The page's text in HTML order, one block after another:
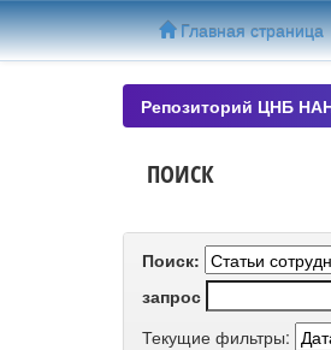
Skip
navigation
Главная страница
Репозиторий ЦНБ
ПОИСК
Поиск:
запрос
Текущие фильтры: